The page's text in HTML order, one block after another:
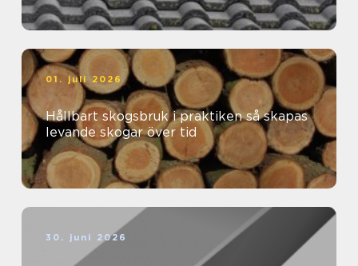
01. juli 2026
Hållbart skogsbruk i praktiken så skapas
levande skogar över tid
30. juni 2026